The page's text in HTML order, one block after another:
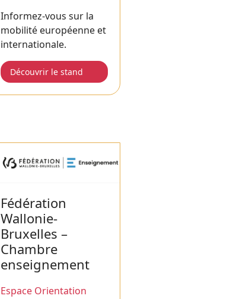
Informez-vous sur la
mobilité européenne et
internationale.
Découvrir le stand
Fédération
Wallonie-
Bruxelles –
Chambre
enseignement
Espace Orientation